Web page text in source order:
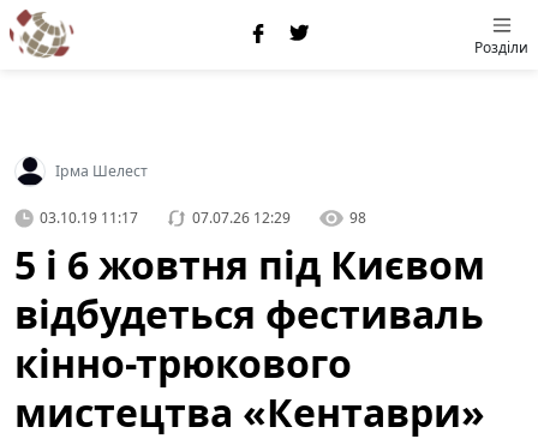
Розділи
Ірма Шелест
03.10.19 11:17 07.07.26 12:29 98
5 і 6 жовтня під Києвом
відбудеться фестиваль
кінно-трюкового
мистецтва «Кентаври»